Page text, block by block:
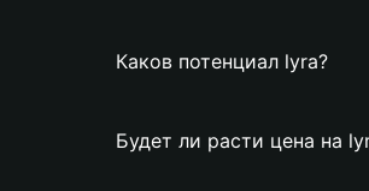
Каков потенциал lyra?
Будет ли расти цена на